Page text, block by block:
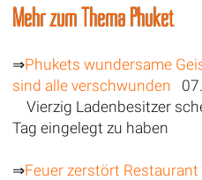
Mehr zum Thema Phuket
⇒Phukets wundersame
sind alle verschwunden
Vierzig Ladenbesitzer
Tag eingelegt zu haben
⇒Feuer zerstört